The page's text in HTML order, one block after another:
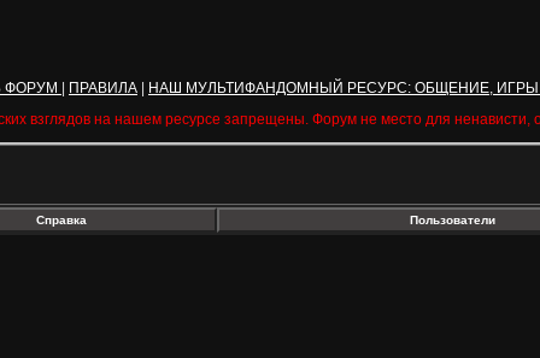
ФОРУМ ПРАВИЛА
НАШ МУЛЬТИФАНДОМНЫЙ РЕСУРС: ОБЩЕНИЕ, ИГРЫ
взглядов на нашем ресурсе запрещены. Форум не место для
Справка Пользователи